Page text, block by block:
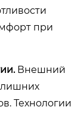
при
Внешний
лишних
Технологии